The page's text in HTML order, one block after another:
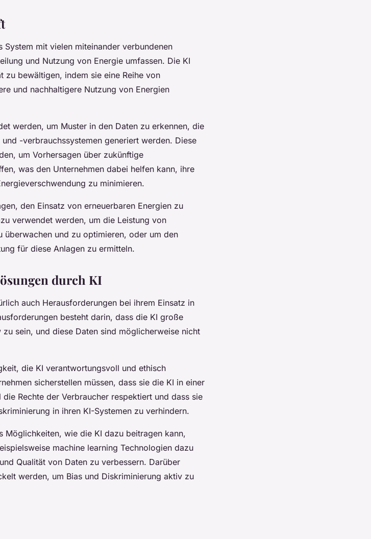
mit vielen miteinander verbundenen
und Nutzung von Energie umfassen. Die KI
zu bewältigen, indem sie eine Reihe von
und nachhaltigere Nutzung von Energien
werden, um Muster in den Daten zu erkennen, die
-verbrauchssystemen generiert werden. Diese
um Vorhersagen über zukünftige
was den Unternehmen dabei helfen kann, ihre
zu minimieren.
den Einsatz von erneuerbaren Energien zu
verwendet werden, um die Leistung von
und zu optimieren, oder um den
für diese Anlagen zu ermitteln.
durch KI
auch Herausforderungen bei ihrem Einsatz in
besteht darin, dass die KI große
sein, und diese Daten sind möglicherweise nicht
die KI verantwortungsvoll und ethisch
sicherstellen müssen, dass sie die KI in einer
Rechte der Verbraucher respektiert und dass sie
in ihren KI-Systemen zu verhindern.
Möglichkeiten, wie die KI dazu beitragen kann,
machine learning Technologien dazu
Qualität von Daten zu verbessern. Darüber
werden, um Bias und Diskriminierung aktiv zu